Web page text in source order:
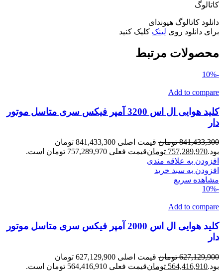
کاتالوگ
دانلود کاتالوگ هیوندای
برای دانلود روی لینک کلیک کنید
محصولات مرتبط
-10%
Add to compare
کلید هوایی ال اس 3200 آمپر فیکس سری متاسل موتور
دار
841,433,300 تومان
قیمت اصلی 841,433,300 تومان
بود.757,289,970 تومانقیمت فعلی 757,289,970 تومان است.
افزودن به علاقه مندی
افزودن به سبد خرید
مشاهده سریع
-10%
Add to compare
کلید هوایی ال اس 2000 آمپر فیکس سری متاسل موتور
دار
627,129,900 تومان
قیمت اصلی 627,129,900 تومان
بود.564,416,910 تومانقیمت فعلی 564,416,910 تومان است.